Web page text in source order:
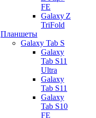
FE
Galaxy Z
TriFold
Планшеты
Galaxy Tab S
Galaxy
Tab S11
Ultra
Galaxy
Tab S11
Galaxy
Tab S10
FE